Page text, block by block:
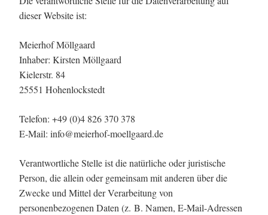
dieser Website ist:
Meierhof Möllgaard
Inhaber: Kirsten Möllgaard
Kielerstr. 84
25551 Hohenlockstedt
Telefon: +49 (0)4 826 370 378
E-Mail: info@meierhof-moellgaard.de
Verantwortliche Stelle ist die natürliche oder juristische
Person, die allein oder gemeinsam mit anderen über die
Zwecke und Mittel der Verarbeitung von
personenbezogenen Daten (z. B. Namen, E-Mail-Adressen